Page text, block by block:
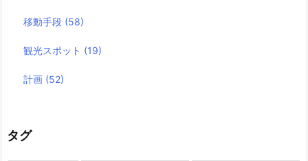
移動手段 (58)
観光スポット (19)
計画 (52)
タグ